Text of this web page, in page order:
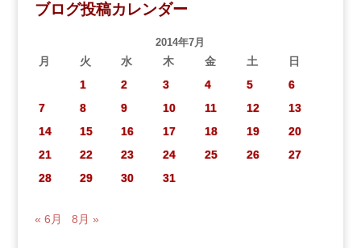
ブログ投稿カレンダー
2014年7月
月 火 水 木 金 土
日
1
2 3 4 5
6
7
8 9 10 11 12
13
14
15 16 17 18 19
20
21
22 23 24 25 26
27
28
29 30 31
« 6月 8月 »